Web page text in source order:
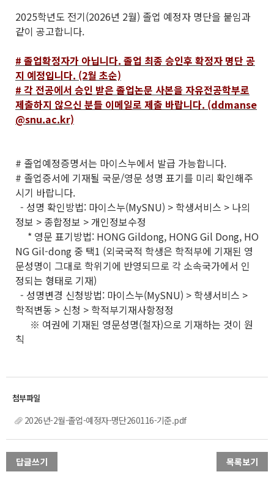
2025학년도 전기(2026년 2월) 졸업 예정자 명단을 붙임과
같이 공고합니다.
# 졸업확정자가 아닙니다. 졸업 최종 승인후 확정자 명단 공
지 예정입니다. (2월 초순)
# 각 전공에서 승인 받은 졸업논문 사본을 자유전공학부로
제출하지 않으신 분들 이메일로 제출 바랍니다. (ddmanse
@snu.ac.kr)
# 졸업예정증명서는 마이스누에서 발급 가능합니다.
# 졸업증서에 기재될 국문/영문 성명 표기를 미리 확인해주
시기 바랍니다.
- 성명 확인방법: 마이스누(MySNU) > 학생서비스 > 나의
정보 > 종합정보 > 개인정보수정
* 영문 표기방법: HONG Gildong, HONG Gil Dong, HO
NG Gil-dong 중 택1 (외국국적 학생은 학적부에 기재된 영
문성명이 그대로 학위기에 반영되므로 각 소속국가에서 인
정되는 형태로 기재)
- 성명변경 신청방법: 마이스누(MySNU) > 학생서비스 >
학적변동 > 신청 > 학적부기재사항정정
※ 여권에 기재된 영문성명(철자)으로 기재하는 것이 원
칙
2026년-2월-졸업-예정자-명단260116-기준.pdf
답글쓰기 목록보기